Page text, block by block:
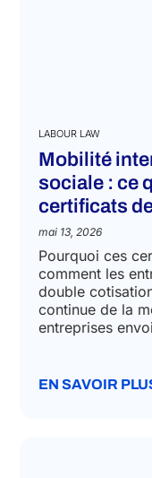
LABOUR LAW
Mobilité
sociale : ce
certificats
mai 13, 2026
Pourquoi ces
comment les
double
continue de la
entreprises
EN SAVOIR